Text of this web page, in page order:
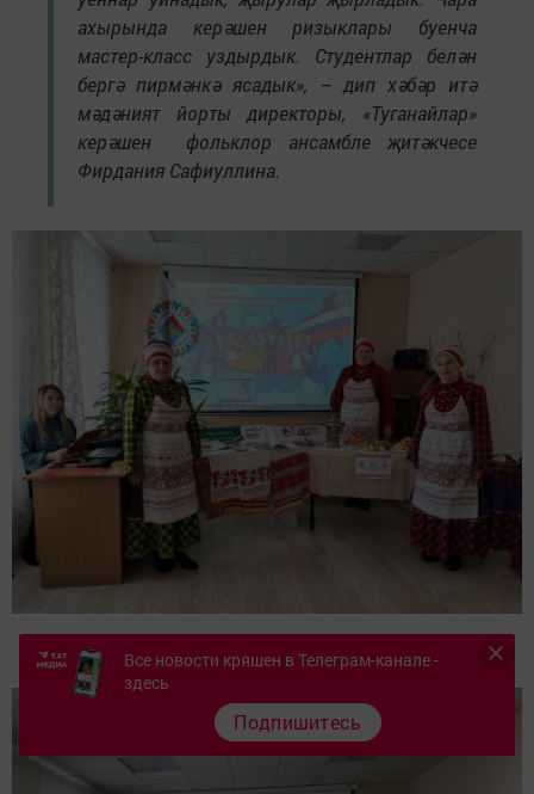
ахырында керәшен ризыклары буенча
мастер-класс уздырдык. Студентлар белән
бергә пирмәнкә ясадык», – дип хәбәр итә
мәдәният йорты директоры, «Туганайлар»
керәшен фольклор ансамбле җитәкчесе
Фирдания Сафиуллина.
Все новости кряшен в Телеграм-канале -
здесь
Подпишитесь